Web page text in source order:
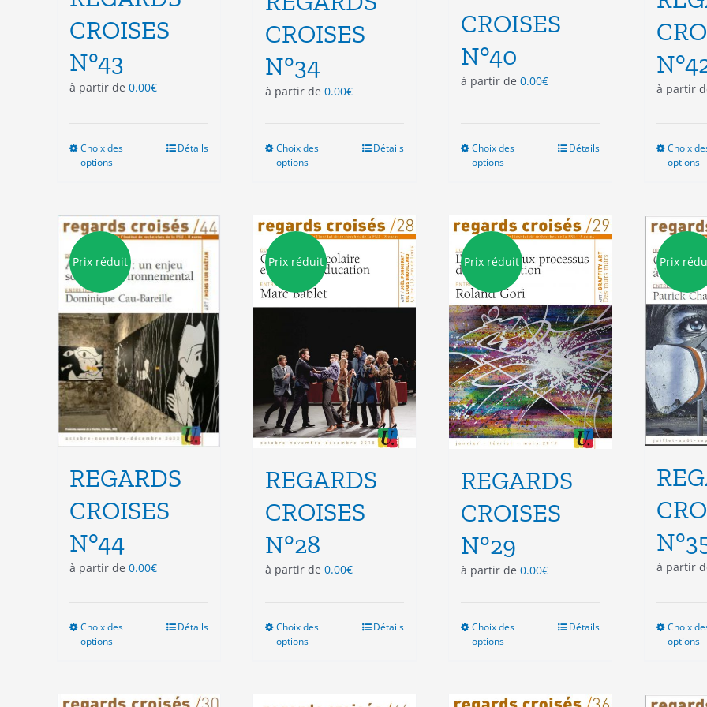
CROISES
N°43
à partir de 0.00€
Choix des
options
variations.
Les
peuvent
choisies
sur
la
page
du
produit
Détails
CROISES
N°34
à partir de 0.00€
Choix des
options
variations.
Les
options
peuvent
choisies
page
du
produit
Détails
CROISES
N°40
à partir de 0.00€
Choix des
options
variations.
Les
peuvent
choisies
sur
la
page
du
produit
Détails
à partir
Choix
options
Prix réduit
REGARDS
CROISES
N°44
à partir de 0.00€
Choix des
options
variations.
Détails
Prix réduit
REGARDS
CROISES
N°28
à partir de 0.00€
Choix des
options
Détails
Prix réduit
REGARDS
CROISES
N°29
à partir de 0.00€
Choix des
options
variations.
Détails
Prix
à partir
Choix
options